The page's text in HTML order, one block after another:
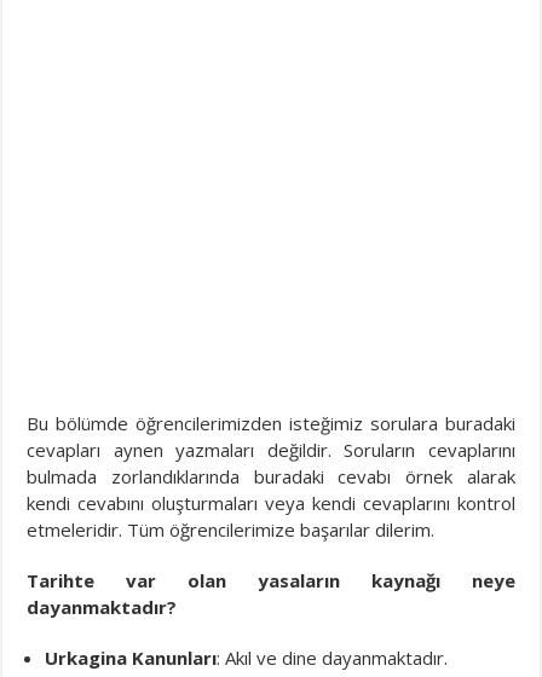
Bu bölümde öğrencilerimizden isteğimiz sorulara buradaki
cevapları aynen yazmaları değildir. Soruların cevaplarını
bulmada zorlandıklarında buradaki cevabı örnek alarak
kendi cevabını oluşturmaları veya kendi cevaplarını kontrol
etmeleridir. Tüm öğrencilerimize başarılar dilerim.
Tarihte var olan yasaların kaynağı neye
dayanmaktadır?
Urkagina Kanunları: Akıl ve dine dayanmaktadır.